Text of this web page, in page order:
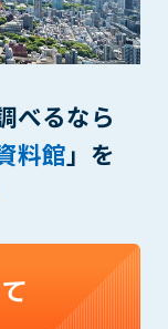
べるなら
料館」を
使用上の過誤、
害について責任
ないものとしま
を侵害する行